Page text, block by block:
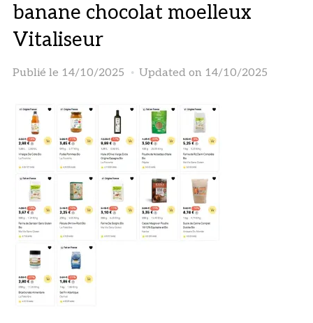
banane chocolat moelleux
Vitaliseur
Publié le 14/10/2025 Updated on 14/10/2025